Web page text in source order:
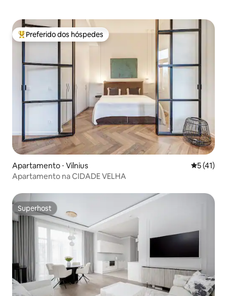
Entre os melhores preferidos dos hóspedes
Preferido dos hóspedes
Apartamento ⋅ Vilnius 5 de uma
5 (41)
Apartamento na CIDADE VELHA
Superhost
Superhost